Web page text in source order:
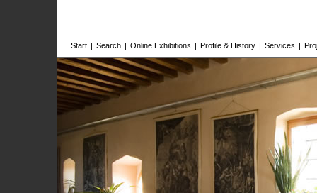
Start | Search | Online Exhibitions | Profile & History | Services |